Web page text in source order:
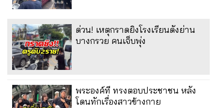
ด่วน! เหตุกราดยิงโรงเรียนดังย่าน
บางกรวย คนเจ็บพุ่ง
พระองค์ที ทรงตอบประชาชน หลัง
โดนทักเรื่องสาวข้างกาย